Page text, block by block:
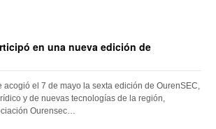
en una nueva edición de
acogió el 7 de mayo la sexta edición de OurenSEC,
y de nuevas tecnologías de la región,
Ourensec…